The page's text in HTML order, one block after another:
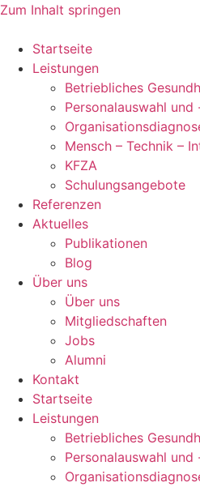
Zum Inhalt springen
Startseite
Leistungen
Betriebliches
Personalauswahl
Mensch – Technik –
KFZA
Schulungsangebote
Referenzen
Aktuelles
Publikationen
Blog
Über uns
Über uns
Mitgliedschaften
Jobs
Alumni
Kontakt
Startseite
Leistungen
Betriebliches
Personalauswahl